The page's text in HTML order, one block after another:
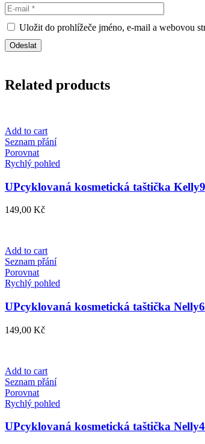
Uložit do prohlížeče jméno, e-mail a webovou
Related products
Add to cart
Seznam přání
Porovnat
Rychlý pohled
UPcyklovaná kosmetická taštička Kelly9
149,00 Kč
Add to cart
Seznam přání
Porovnat
Rychlý pohled
UPcyklovaná kosmetická taštička Nelly6
149,00 Kč
Add to cart
Seznam přání
Porovnat
Rychlý pohled
UPcyklovaná kosmetická taštička Nelly4